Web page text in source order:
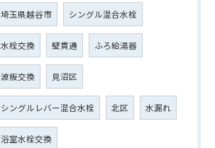
埼玉県越谷市 シングル混合水栓
水栓交換 壁貫通 ふろ給湯器
波板交換 見沼区
シングルレバー混合水栓 北区 水漏れ
浴室水栓交換